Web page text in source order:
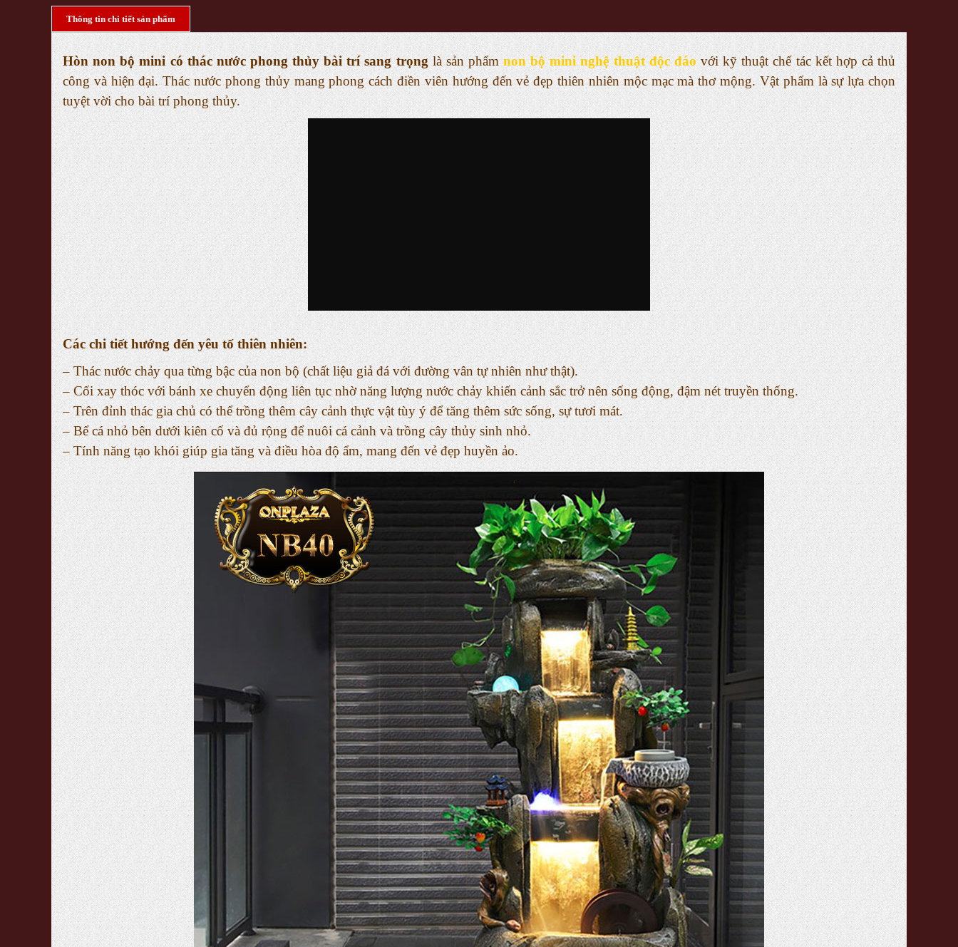
Thông tin chi tiết sản phẩm
Hòn non bộ mini có thác nước phong thủy bài trí sang trọng là sản phẩmnon bộ mini nghệ thuật độc đáo với kỹ thuật chế tác kết hợp cả thủ
công và hiện đại. Thác nước phong thủy mang phong cách điền viên hướng đến vẻ đẹp thiên nhiên mộc mạc mà thơ mộng. Vật phẩm là sự lựa chọn
tuyệt vời cho bài trí phong thủy.
Các chi tiết hướng đến yêu tố thiên nhiên:
– Thác nước chảy qua từng bậc của non bộ (chất liệu giả đá với đường vân tự nhiên như thật).
– Cối xay thóc với bánh xe chuyển động liên tục nhờ năng lượng nước chảy khiến cảnh sắc trở nên sống động, đậm nét truyền thống.
– Trên đỉnh thác gia chủ có thể trồng thêm cây cảnh thực vật tùy ý để tăng thêm sức sống, sự tươi mát.
– Bể cá nhỏ bên dưới kiên cố và đủ rộng để nuôi cá cảnh và trồng cây thủy sinh nhỏ.
– Tính năng tạo khói giúp gia tăng và điều hòa độ ẩm, mang đến vẻ đẹp huyền ảo.